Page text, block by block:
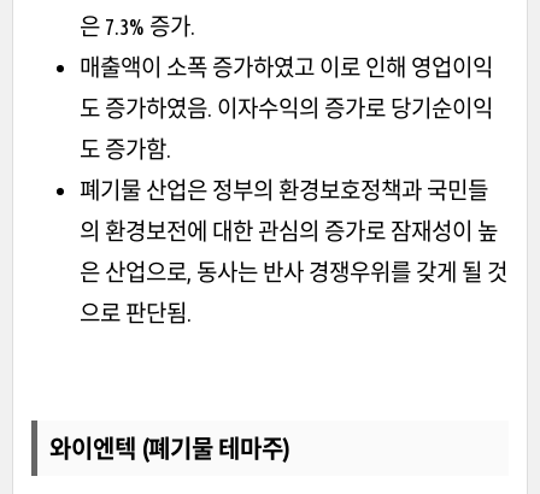
은 7.3% 증가.
매출액이 소폭 증가하였고 이로 인해 영업이익
도 증가하였음. 이자수익의 증가로 당기순이익
도 증가함.
폐기물 산업은 정부의 환경보호정책과 국민들
의 환경보전에 대한 관심의 증가로 잠재성이 높
은 산업으로, 동사는 반사 경쟁우위를 갖게 될 것
으로 판단됨.
와이엔텍 (폐기물 테마주)